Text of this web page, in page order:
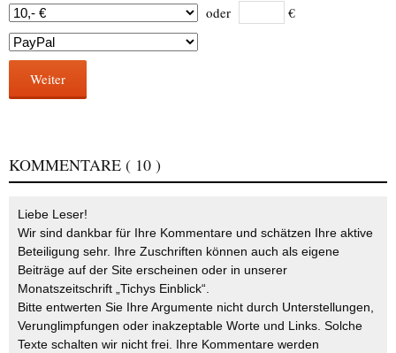
oder €
Weiter
KOMMENTARE ( 10 )
Liebe Leser!
Wir sind dankbar für Ihre Kommentare und schätzen Ihre aktive
Beteiligung sehr. Ihre Zuschriften können auch als eigene
Beiträge auf der Site erscheinen oder in unserer
Monatszeitschrift „Tichys Einblick“.
Bitte entwerten Sie Ihre Argumente nicht durch Unterstellungen,
Verunglimpfungen oder inakzeptable Worte und Links. Solche
Texte schalten wir nicht frei. Ihre Kommentare werden